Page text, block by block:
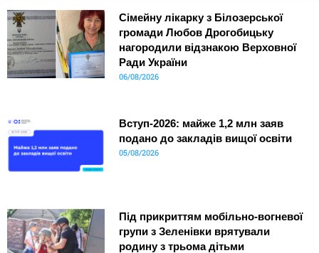
Сімейну лікарку з Білозерської
громади Любов Дрогобицьку
нагородили відзнакою Верховної
Ради України
06/08/2026
Вступ-2026: майже 1,2 млн заяв
подано до закладів вищої освіти
05/08/2026
Під прикриттям мобільно-вогневої
групи з Зеленівки врятували
родину з трьома дітьми